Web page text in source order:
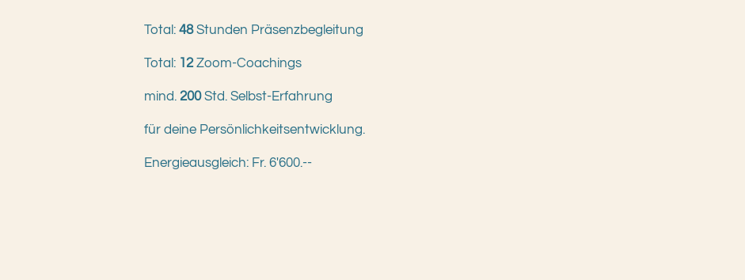
Total: 48Stunden Präsenzbegleitung
Total: 12Zoom-Coachings
mind. 200Std. Selbst-Erfahrung
für deine Persönlichkeitsentwicklung.
Energieausgleich: Fr. 6'600.--